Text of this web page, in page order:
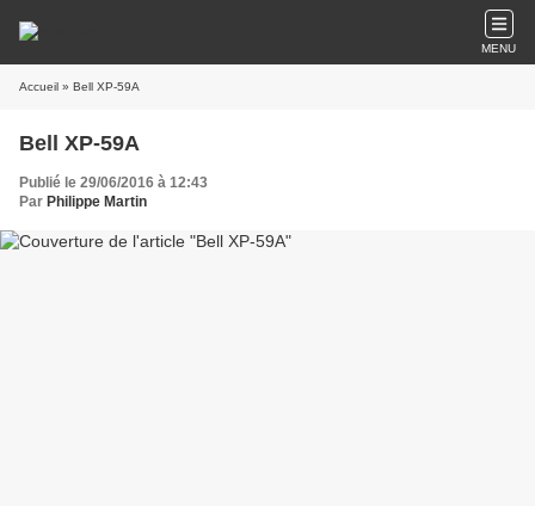
MENU
Accueil » Bell XP-59A
Bell XP-59A
Publié le 29/06/2016 à 12:43
Par Philippe Martin